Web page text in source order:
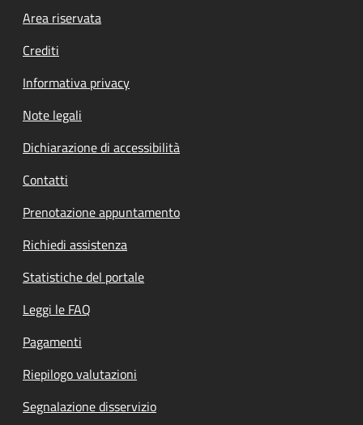
Footer menu
Area riservata
Crediti
Informativa privacy
Note legali
Dichiarazione di accessibilità
Contatti
Prenotazione appuntamento
Richiedi assistenza
Statistiche del portale
Leggi le FAQ
Pagamenti
Riepilogo valutazioni
Segnalazione disservizio